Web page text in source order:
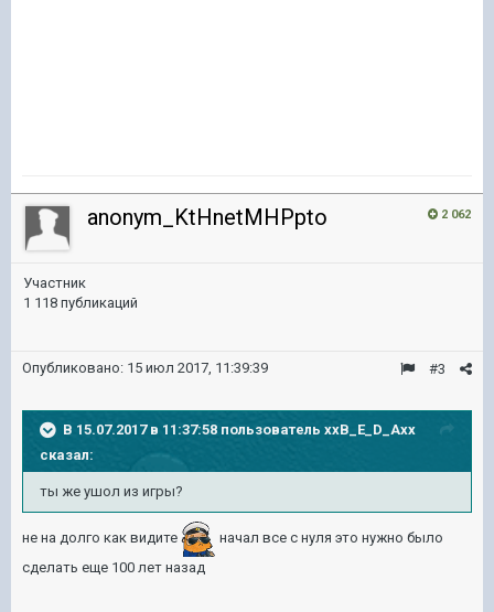
2 062
anonym_KtHnetMHPpto
Участник
1 118 публикаций
#3
Опубликовано: 15 июл 2017, 11:39:39
В 15.07.2017 в 11:37:58 пользователь xxB_E_D_Axx
сказал:
ты же ушол из игры?
не на долго как видите
начал все с нуля это нужно было
сделать еще 100 лет назад